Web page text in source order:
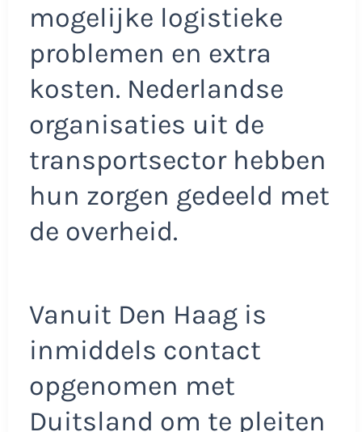
mogelijke logistieke
problemen en extra
kosten. Nederlandse
organisaties uit de
transportsector hebben
hun zorgen gedeeld met
de overheid.
Vanuit Den Haag is
inmiddels contact
opgenomen met
Duitsland om te pleiten